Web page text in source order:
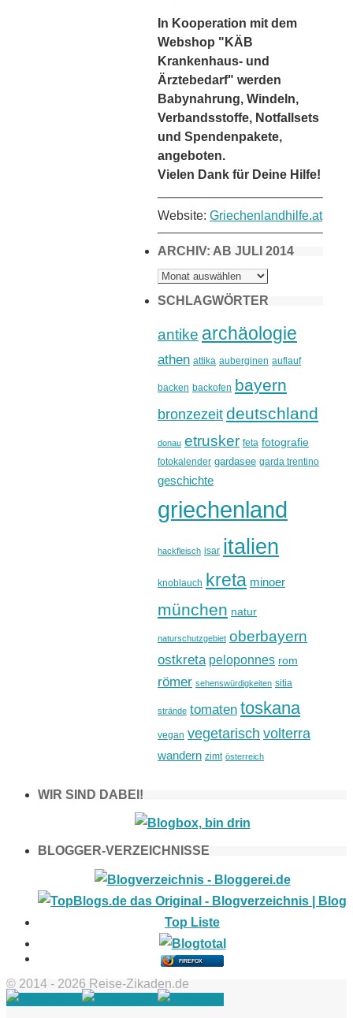
In Kooperation mit dem
Webshop "KÄB
Krankenhaus- und
Ärztebedarf" werden
Babynahrung, Windeln,
Verbandsstoffe, Notfallsets
und Spendenpakete,
angeboten.
Vielen Dank für Deine Hilfe!
Website: Griechenlandhilfe.at
ARCHIV: AB JULI 2014
ARCHIV:
AB
2014
SCHLAGWÖRTER
antike archäologie
athen attika auberginen auflauf
backen backofen bayern
bronzezeit deutschland
donau etrusker feta fotografie
fotokalender gardasee garda trentino
geschichte
griechenland
hackfleisch isar italien
knoblauch kreta minoer
münchen natur
naturschutzgebiet oberbayern
ostkreta peloponnes rom
römer sehenswürdigkeiten sitia
strände tomaten toskana
vegan vegetarisch volterra
wandern zimt österreich
WIR SIND DABEI!
BLOGGER-VERZEICHNISSE
FIREFOX
© 2014 - 2026 Reise-Zikaden.de